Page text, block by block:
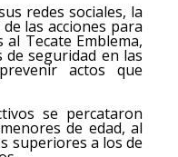
redes sociales, la
las acciones para
Tecate Emblema,
seguridad en las
actos que
se percataron
de edad, al
superiores a los de